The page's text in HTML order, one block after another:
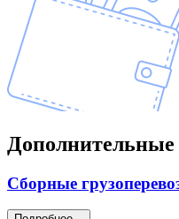
Дополнительные
Сборные